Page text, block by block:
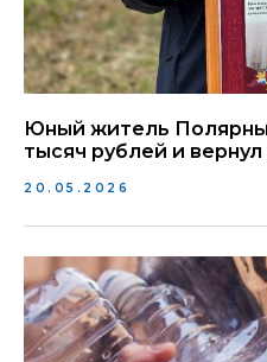
Юный житель
тысяч рублей и
20.05.2026